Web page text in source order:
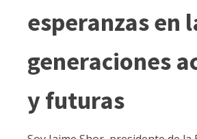
esperanzas en
generaciones
y futuras